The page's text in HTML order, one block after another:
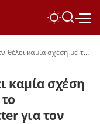
μετά το παραλήρημά του στο Twitter για τον Χίτλερ και τους ναζί
καμία σχέση
για τον